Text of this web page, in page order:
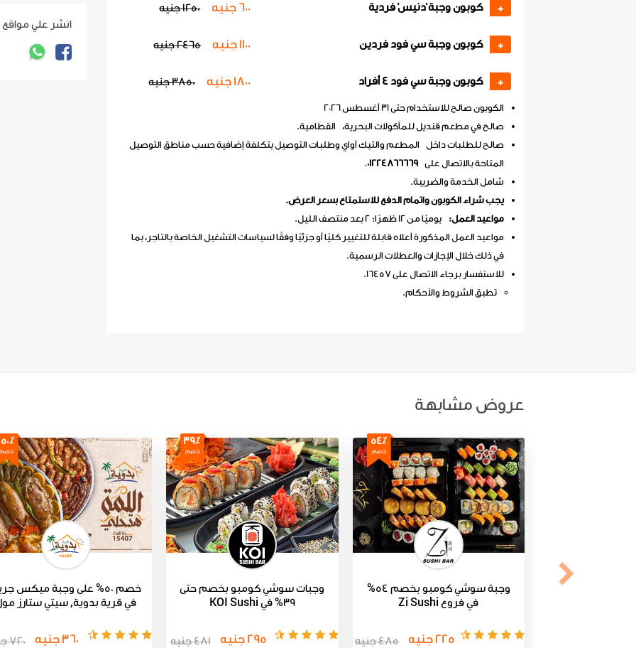
+ كوبون وجبة 'دنيس' فردية 600 جنيه 1250 جنيه
+ كوبون وجبة سي فود فردين 1100 جنيه 2465 جنيه
+ كوبون وجبة سي فود 4 أفراد 1800 جنيه 3850 جنيه
الكوبون صالح للاستخدام حتى 31 أغسطس 2026
صالح في مطعم قنديل للمأكولات البحرية، القطامية.
صالح للطلبات داخل المطعم والتيك أواي وطلبات التوصيل بتكلفة إضافية حسب مناطق التوصيل
المتاحة بالاتصال على 01224866669
.
شامل الخدمة والضريبة.
يجب شراء الكوبون واتمام الدفع للاستمتاع بسعر العرض.
مواعيد العمل: يوميًا من 12 ظهرًا: 2 بعد منتصف الليل.
مواعيد العمل المذكورة أعلاه قابلة للتغيير كليًا أو جزئيًا وفقًا لسياسات التشغيل الخاصة بالتاجر، بما
في ذلك خلال الإجازات والعطلات الرسمية.
للاستفسار برجاء الاتصال على 16457.
تطبق الشروط والأحكام.
انشر علي مواقع
عروض مشابهة
54٪
خصم
وجبة سوشي كومبو بخصم 54%
في فروع Zi Sushi
225 جنيه 485 جنيه
39٪
خصم
وجبات سوشي كومبو بخصم حتى
39% في KOI Sushi
295 جنيه 481 جنيه
50٪
خصم
خصم 50% على وجبة ميكس
في قرية بدوية, سيتي ستارز
360 جنيه 720 جنيه